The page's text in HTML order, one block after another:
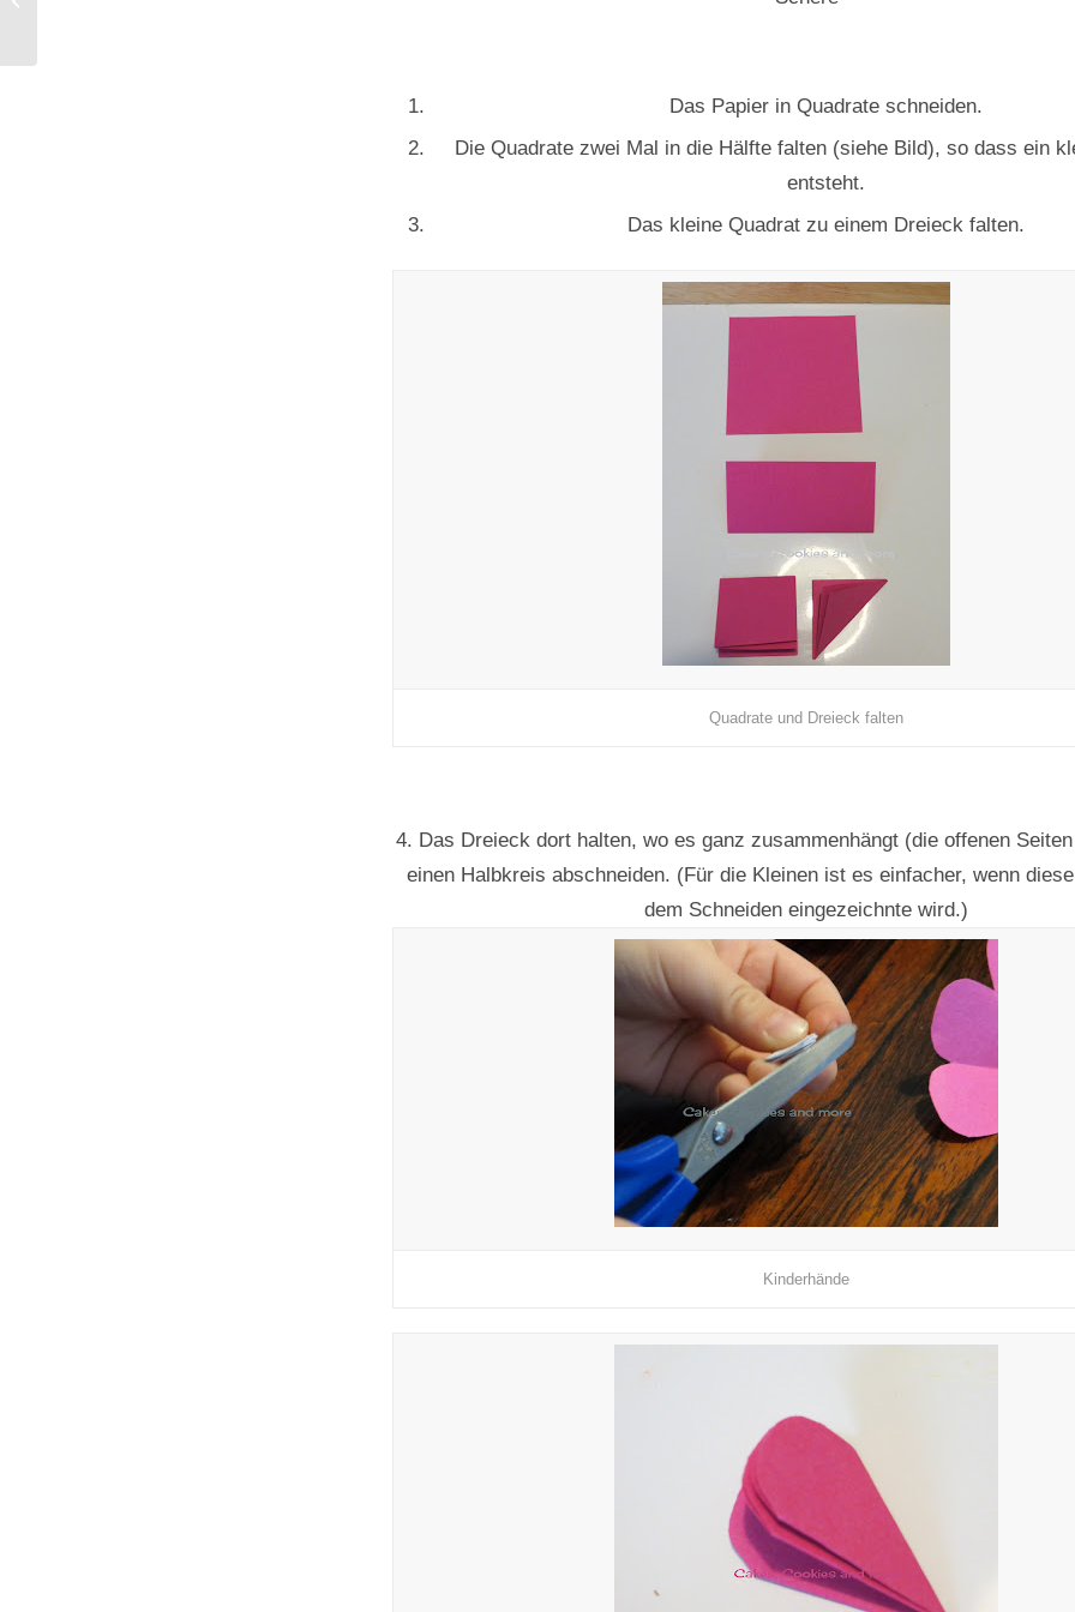
Das Papier in Quadrate schneiden.
Die Quadrate zwei Mal in die Hälfte falten (siehe Bild), so dass ein
entsteht.
Das kleine Quadrat zu einem Dreieck falten.
Quadrate und Dreieck falten
4. Das Dreieck dort halten, wo es ganz zusammenhängt (die offenen
einen Halbkreis abschneiden. (Für die Kleinen ist es einfacher, wenn
dem Schneiden eingezeichnte wird.)
Kinderhände